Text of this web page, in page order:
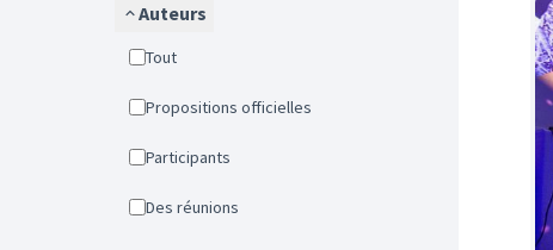
Auteurs
Tout
Propositions officielles
Participants
Des réunions